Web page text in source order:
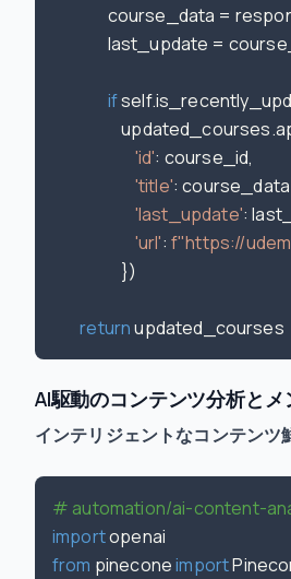
course_data =
last_update =
if
'id': course_id,
'title':
'last_update':
'url': f"https://
                    })
return
AI駆動のコンテンツ分析とメ
インテリジェントなコンテンツ
# automation/ai-content-
import
from pinecone import